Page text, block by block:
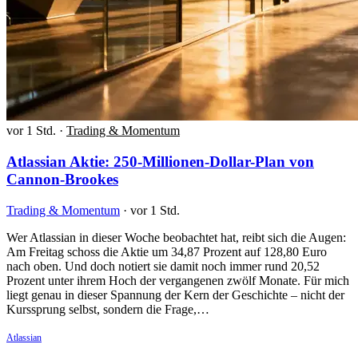
vor 1 Std. · Trading & Momentum
Atlassian Aktie: 250-Millionen-Dollar-Plan von
Cannon-Brookes
Trading & Momentum · vor 1 Std.
Wer Atlassian in dieser Woche beobachtet hat, reibt sich die Augen:
Am Freitag schoss die Aktie um 34,87 Prozent auf 128,80 Euro
nach oben. Und doch notiert sie damit noch immer rund 20,52
Prozent unter ihrem Hoch der vergangenen zwölf Monate. Für mich
liegt genau in dieser Spannung der Kern der Geschichte – nicht der
Kurssprung selbst, sondern die Frage,…
Atlassian